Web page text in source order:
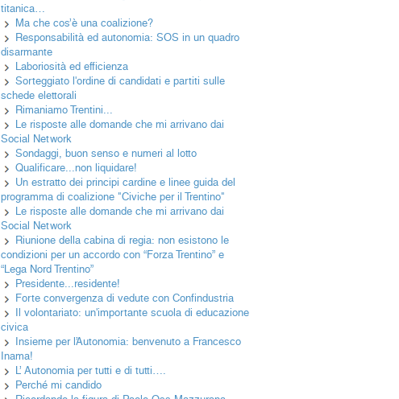
titanica…
Ma che cos’è una coalizione?
Responsabilità ed autonomia: SOS in un quadro
disarmante
Laboriosità ed efficienza
Sorteggiato l'ordine di candidati e partiti sulle
schede elettorali
Rimaniamo Trentini...
Le risposte alle domande che mi arrivano dai
Social Network
Sondaggi, buon senso e numeri al lotto
Qualificare...non liquidare!
Un estratto dei principi cardine e linee guida del
programma di coalizione "Civiche per il Trentino"
Le risposte alle domande che mi arrivano dai
Social Network
Riunione della cabina di regia: non esistono le
condizioni per un accordo con “Forza Trentino” e
“Lega Nord Trentino”
Presidente...residente!
Forte convergenza di vedute con Confindustria
Il volontariato: un'importante scuola di educazione
civica
Insieme per l’Autonomia: benvenuto a Francesco
Inama!
L’ Autonomia per tutti e di tutti….
Perché mi candido